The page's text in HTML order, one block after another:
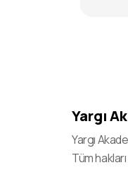
2023-
Cevap
2023-
Yargı
Yargı
Tüm hakları